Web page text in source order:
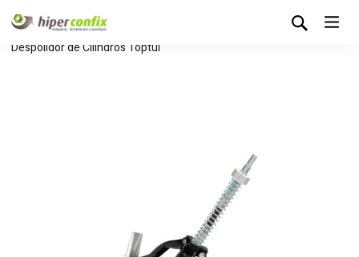
Início Loja Hipertintas
Despolidor de Cilindros Toptul